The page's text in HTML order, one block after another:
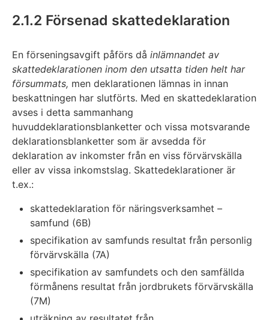
2.1.2 Försenad skattedeklaration
En förseningsavgift påförs då inlämnandet av
skattedeklarationen inom den utsatta tiden helt har
försummats, men deklarationen lämnas in innan
beskattningen har slutförts. Med en skattedeklaration
avses i detta sammanhang
huvuddeklarationsblanketter och vissa motsvarande
deklarationsblanketter som är avsedda för
deklaration av inkomster från en viss förvärvskälla
eller av vissa inkomstslag. Skattedeklarationer är
t.ex.:
skattedeklaration för näringsverksamhet –
samfund (6B)
specifikation av samfunds resultat från personlig
förvärvskälla (7A)
specifikation av samfundets och den samfällda
förmånens resultat från jordbrukets förvärvskälla
(7M)